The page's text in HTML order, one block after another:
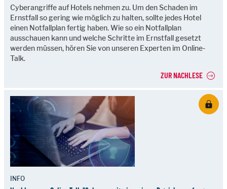
Cyberangriffe auf Hotels nehmen zu. Um den Schaden im
Ernstfall so gering wie möglich zu halten, sollte jedes Hotel
einen Notfallplan fertig haben. Wie so ein Notfallplan
ausschauen kann und welche Schritte im Ernstfall gesetzt
werden müssen, hören Sie von unseren Experten im Online-
Talk.
ZUR NACHLESE
INFO